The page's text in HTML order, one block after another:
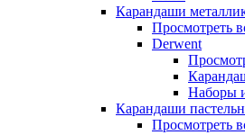
Карандаши
Просмотреть
Derwent
Наборы
Карандаши
Просмотреть